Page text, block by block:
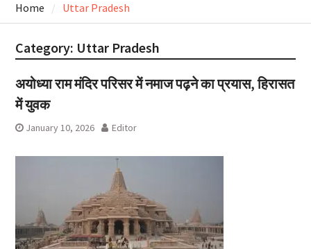
Home Uttar Pradesh
Category: Uttar Pradesh
अयोध्या राम मंदिर परिसर में नमाज पढ़ने का प्रयास, हिरासत
में युवक
January 10, 2026 Editor